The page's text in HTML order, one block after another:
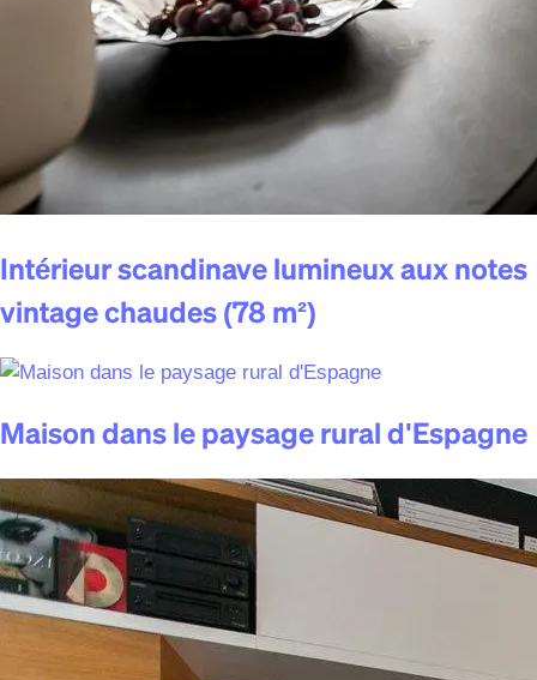
Intérieur scandinave lumineux aux notes
vintage chaudes (78 m²)
Maison dans le paysage rural d'Espagne